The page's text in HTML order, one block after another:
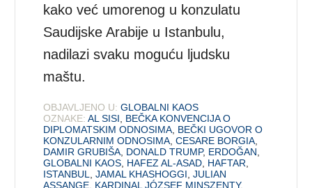
kako već umorenog u konzulatu
Saudijske Arabije u Istanbulu,
nadilazi svaku moguću ljudsku
maštu.
OBJAVLJENO U: GLOBALNI KAOS
OZNAKE: AL SISI
BEČKA KONVENCIJA O
DIPLOMATSKIM ODNOSIMA BEČKI UGOVOR O
KONZULARNIM ODNOSIMA ,CESARE BORGIA
DAMIR GRUBIŠA DONALD TRUMP, ERDOĞAN
GLOBALNI KAOS HAFEZ AL-ASAD HAFTAR
ISTANBUL
,JAMAL KHASHOGGI ,JULIAN
ASSANGE KARDINAL JÓZSEF MINSZENTY,